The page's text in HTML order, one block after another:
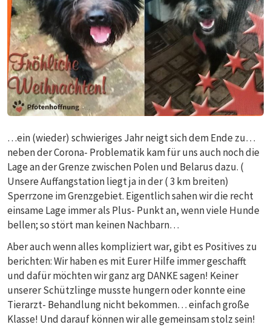
…ein (wieder) schwieriges Jahr neigt sich dem Ende zu…
neben der Corona- Problematik kam für uns auch noch die
Lage an der Grenze zwischen Polen und Belarus dazu. (
Unsere Auffangstation liegt ja in der ( 3 km breiten)
Sperrzone im Grenzgebiet. Eigentlich sahen wir die recht
einsame Lage immer als Plus- Punkt an, wenn viele Hunde
bellen; so stört man keinen Nachbarn…
Aber auch wenn alles kompliziert war, gibt es Positives zu
berichten: Wir haben es mit Eurer Hilfe immer geschafft
und dafür möchten wir ganz arg DANKE sagen! Keiner
unserer Schützlinge musste hungern oder konnte eine
Tierarzt- Behandlung nicht bekommen… einfach große
Klasse! Und darauf können wir alle gemeinsam stolz sein!